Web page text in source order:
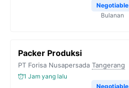
Negotiable
Bulanan
Packer Produksi
PT Forisa Nusapersada Tangerang
1 Jam yang lalu
Negotiable